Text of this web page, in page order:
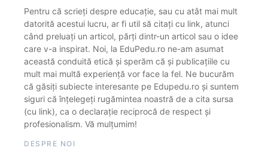
Pentru că scrieți despre educație, sau cu atât mai mult
datorită acestui lucru, ar fi util să citați cu link, atunci
când preluați un articol, părți dintr-un articol sau o idee
care v-a inspirat. Noi, la EduPedu.ro ne-am asumat
această conduită etică și sperăm că și publicațiile cu
mult mai multă experiență vor face la fel. Ne bucurăm
că găsiți subiecte interesante pe Edupedu.ro și suntem
siguri că înțelegeți rugămintea noastră de a cita sursa
(cu link), ca o declarație reciprocă de respect și
profesionalism. Vă mulțumim!
DESPRE NOI